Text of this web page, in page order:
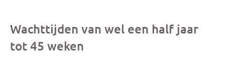
Wachttijden van wel een half jaar
tot 45 weken